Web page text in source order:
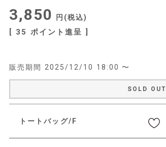
3,850 税込
[ 35 ポイント進呈 ]
販売期間 2025/12/10 18:00 〜
SOLD OUT
トートバッグ/F